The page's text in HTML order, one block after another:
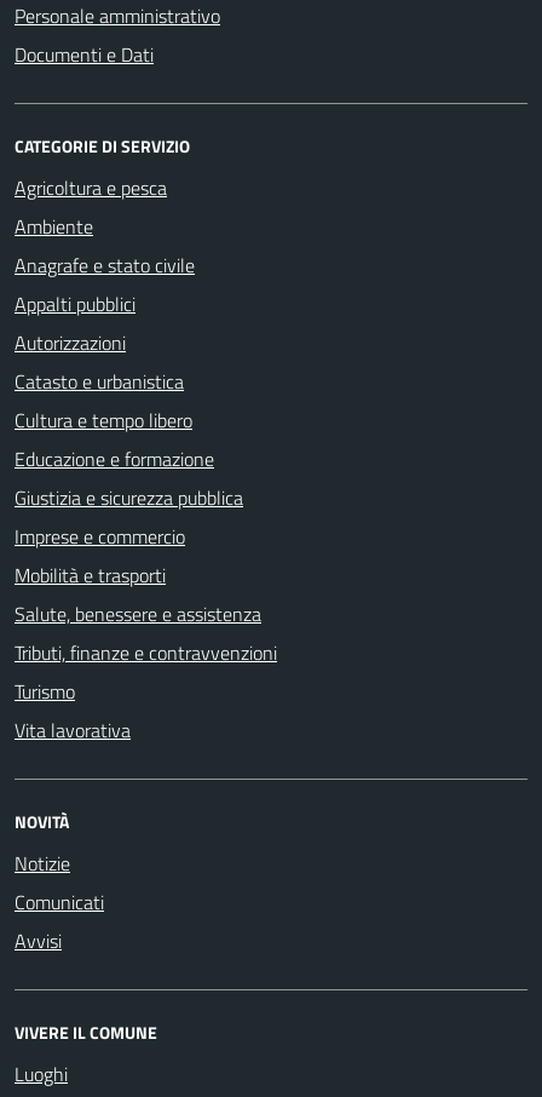
Personale amministrativo
Documenti e Dati
CATEGORIE DI SERVIZIO
Agricoltura e pesca
Ambiente
Anagrafe e stato civile
Appalti pubblici
Autorizzazioni
Catasto e urbanistica
Cultura e tempo libero
Educazione e formazione
Giustizia e sicurezza pubblica
Imprese e commercio
Mobilità e trasporti
Salute, benessere e assistenza
Tributi, finanze e contravvenzioni
Turismo
Vita lavorativa
NOVITÀ
Notizie
Comunicati
Avvisi
VIVERE IL COMUNE
Luoghi